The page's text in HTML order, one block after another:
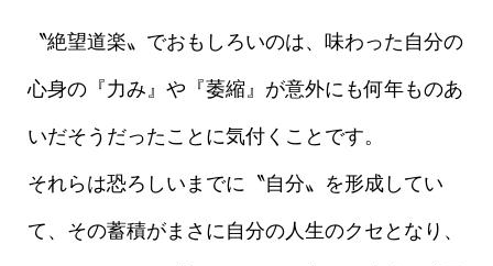
〝絶望道楽〟でおもしろいのは、味わった自分の
心身の『力み』や『萎縮』が意外にも何年ものあ
いだそうだったことに気付くことです。
それらは恐ろしいまでに〝自分〟を形成してい
て、その蓄積がまさに自分の人生のクセとなり、